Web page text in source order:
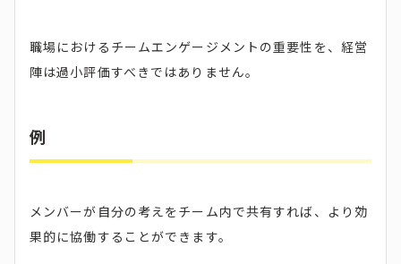
職場におけるチームエンゲージメントの重要性を、経営
陣は過小評価すべきではありません。
例
メンバーが自分の考えをチーム内で共有すれば、より効
果的に協働することができます。